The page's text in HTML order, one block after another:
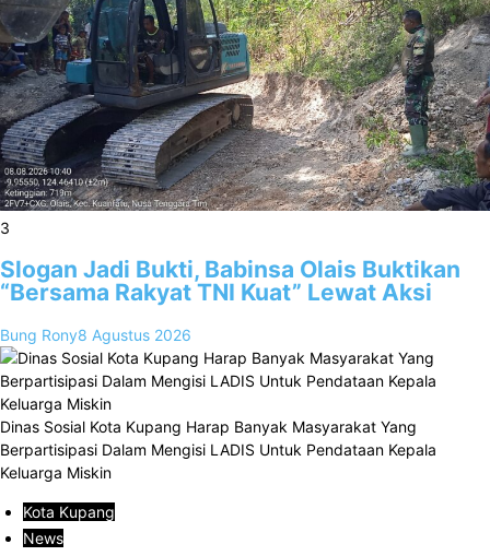
3
Slogan Jadi Bukti, Babinsa Olais Buktikan
“Bersama Rakyat TNI Kuat” Lewat Aksi
Bung Rony8 Agustus 2026
Dinas Sosial Kota Kupang Harap Banyak Masyarakat Yang
Berpartisipasi Dalam Mengisi LADIS Untuk Pendataan Kepala
Keluarga Miskin
Kota Kupang
News